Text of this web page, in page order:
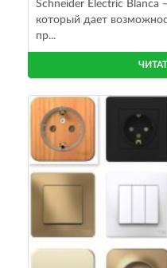
Schneider Electric
который дает
пр...